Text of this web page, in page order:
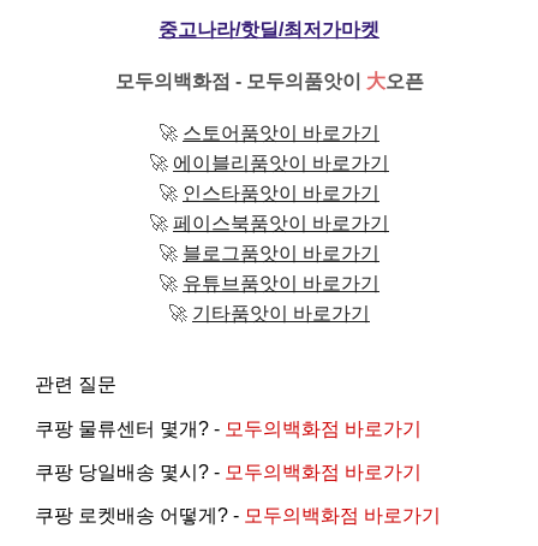
중고나라/핫딜/최저가마켓
모두의백화점 - 모두의품앗이 大오픈
🚀 스토어품앗이 바로가기
🚀 에이블리품앗이 바로가기
🚀 인스타품앗이 바로가기
🚀 페이스북품앗이 바로가기
🚀 블로그품앗이 바로가기
🚀 유튜브품앗이 바로가기
🚀 기타품앗이 바로가기
관련 질문
쿠팡 물류센터 몇개? - 모두의백화점 바로가기
쿠팡 당일배송 몇시? - 모두의백화점 바로가기
쿠팡 로켓배송 어떻게? - 모두의백화점 바로가기